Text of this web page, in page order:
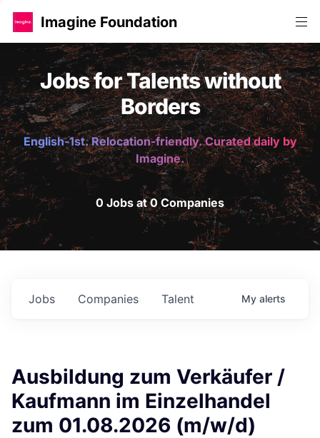
Imagine Foundation
Jobs for Talents without
Borders
English-1st. Relocation-friendly. Curated daily by
Imagine.
0 Jobs at 0 Companies
Jobs Companies Talent My alerts
Ausbildung zum Verkäufer /
Kaufmann im Einzelhandel
zum 01.08.2026 (m/w/d)